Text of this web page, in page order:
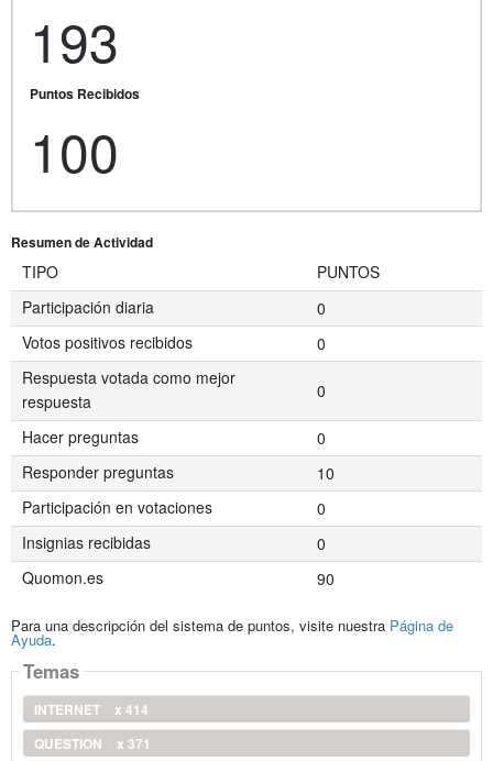
193
Puntos Recibidos
100
Resumen de Actividad
TIPO
PUNTOS
Participación diaria
0
Votos positivos recibidos
0
Respuesta votada como mejor
respuesta
0
Hacer preguntas
0
Responder preguntas
10
Participación en votaciones
0
Insignias recibidas
0
Quomon.es
90
Para una descripción del sistema de puntos, visite nuestra Página de
Ayuda.
Temas
INTERNET
x 414
QUESTION
x 371